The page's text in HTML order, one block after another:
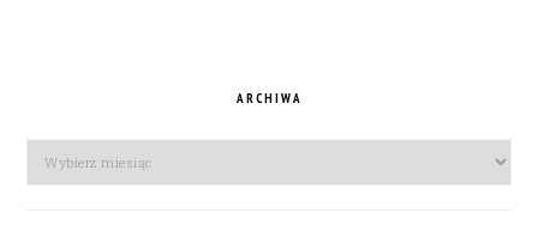
ARCHIWA
Archiwa